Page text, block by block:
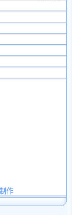
作